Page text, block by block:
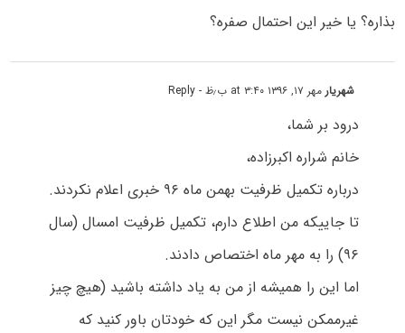
بذاره؟ یا خیر این احتمال صفره؟
شهریارمهر ۱۷, ۱۳۹۶ at ۳:۴۰ ب٫ظ - Reply
درود بر شما،
خانم شراره اکبرزاده،
درباره تکمیل ظرفیت بهمن ماه ۹۶ خبری اعلام نکردند.
تا جاییکه من اطلاع دارم، تکمیل ظرفیت امسال (سال
۹۶) را به مهر ماه اختصاص دادند.
اما این را همیشه از من به یاد داشته باشید (هیچ چیز
غیرممکن نیست مگر این که خودتان باور کنید که